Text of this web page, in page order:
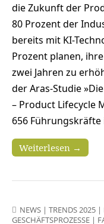
die Zukunft der
80 Prozent der
bereits mit KI-
Prozent planen,
zwei Jahren zu
der Aras-Studie
– Product Lifecycle
656
Weiterlesen →
NEWS | TRENDS 2025 |
GESCHÄFTSPROZESSE |